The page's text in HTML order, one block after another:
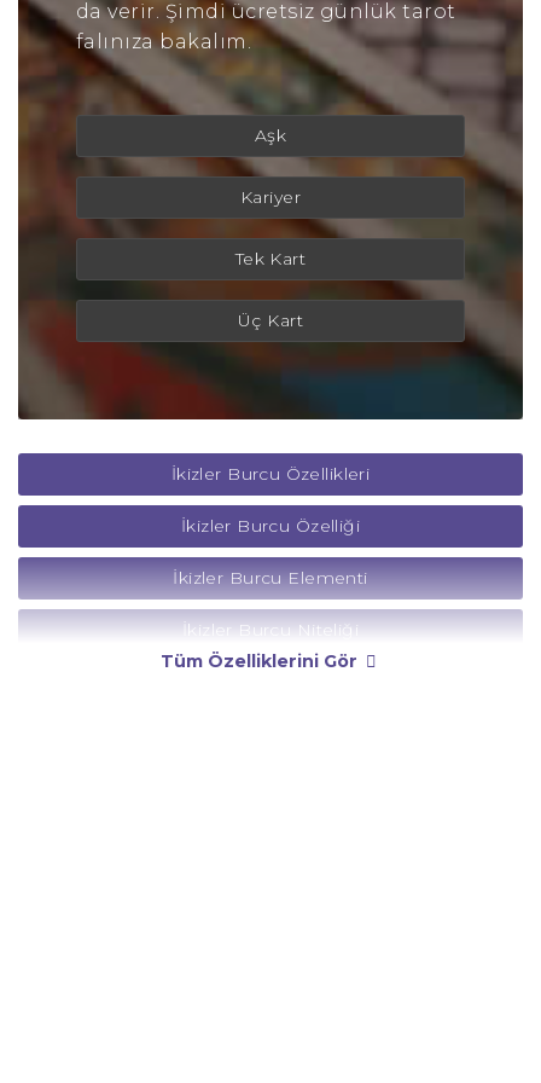
da verir. Şimdi ücretsiz günlük tarot
falınıza bakalım.
Aşk
Kariyer
Tek Kart
Üç Kart
İkizler Burcu Özellikleri
İkizler Burcu Özelliği
İkizler Burcu Elementi
İkizler Burcu Niteliği
Tüm Özelliklerini Gör